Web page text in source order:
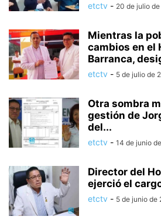
etctv - 20 de julio
Mientras la
cambios en el
Barranca,
etctv - 5 de julio de
Otra sombra
gestión de
del...
etctv - 14 de junio
Director del
ejerció el
etctv - 5 de junio de